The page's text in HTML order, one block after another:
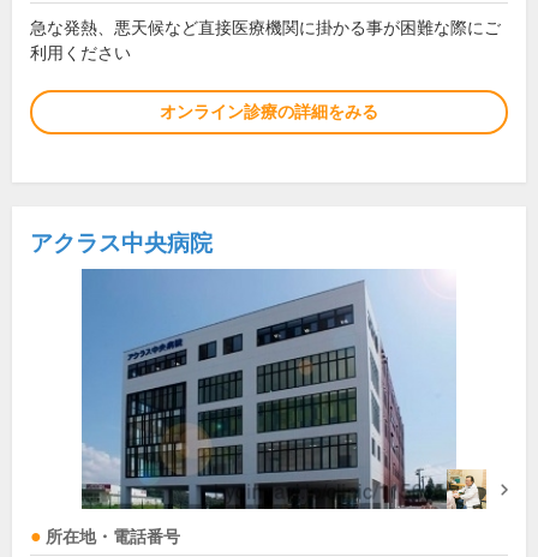
急な発熱、悪天候など直接医療機関に掛かる事が困難な際にご
利用ください
オンライン診療の詳細をみる
アクラス中央病院
所在地・電話番号